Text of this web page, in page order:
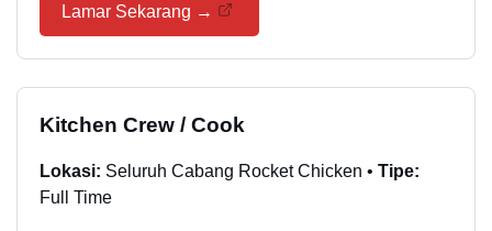
Lamar Sekarang →
Kitchen Crew / Cook
Lokasi: Seluruh Cabang Rocket Chicken • Tipe:
Full Time